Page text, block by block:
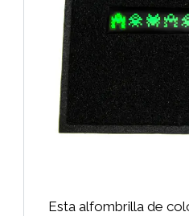
Esta alfombrilla de